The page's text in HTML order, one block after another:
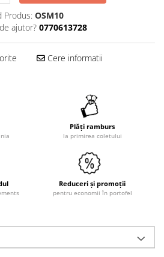
Produs: OSM10
ajutor? 0770613728
Cere informatii
Plăți ramburs
la primirea coletului
Reduceri și promoții
pentru economii în portofel